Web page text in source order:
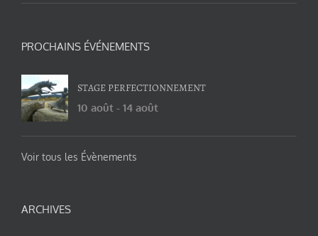
PROCHAINS ÉVÉNEMENTS
STAGE PERFECTIONNEMENT
10 août - 14 août
Voir tous les Évènements
ARCHIVES